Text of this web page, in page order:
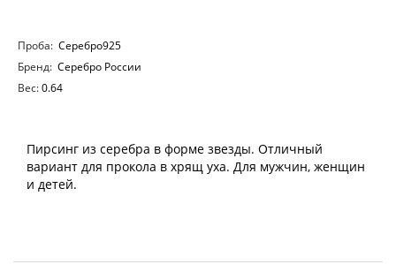
Проба: Серебро925
Бренд: Серебро России
Вес:0.64
Пирсинг из серебра в форме звезды. Отличный
вариант для прокола в хрящ уха. Для мужчин, женщин
и детей.